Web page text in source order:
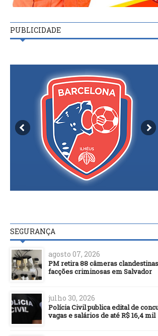
PUBLICIDADE
SEGURANÇA
agosto 07, 2026
PM retira 88 câmeras
facções criminosas em Salvador
julho 30, 2026
Polícia Civil publica edital de
vagas e salários de até R$ 16,4 mil